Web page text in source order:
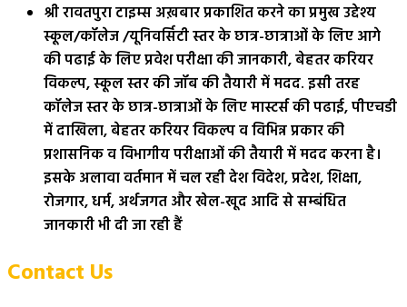
श्री रावतपुरा टाइम्स अख़बार प्रकाशित करने का प्रमुख उद्देश्य
स्कूल/कॉलेज /यूनिवर्सिटी स्तर के छात्र-छात्राओं के लिए आगे
की पढाई के लिए प्रवेश परीक्षा की जानकारी, बेहतर करियर
विकल्प, स्कूल स्तर की जॉब की तैयारी में मदद. इसी तरह
कॉलेज स्तर के छात्र-छात्राओं के लिए मास्टर्स की पढाई, पीएचडी
में दाखिला, बेहतर करियर विकल्प व विभिन्न प्रकार की
प्रशासनिक व विभागीय परीक्षाओं की तैयारी में मदद करना है।
इसके अलावा वर्तमान में चल रही देश विदेश, प्रदेश, शिक्षा,
रोजगार, धर्म, अर्थजगत और खेल-खूद आदि से सम्बंधित
जानकारी भी दी जा रही हैं
Contact Us